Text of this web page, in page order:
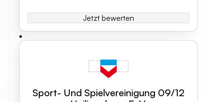
Jetzt bewerten
Sport- Und Spielvereinigung 09/12